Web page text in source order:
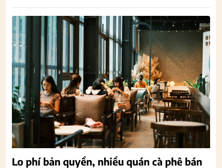
Lo phí bản quyền, nhiều quán cà phê bán